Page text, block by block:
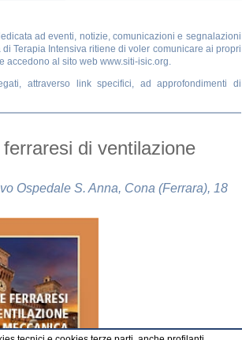
ad eventi, notizie, comunicazioni e segnalazioni
Terapia Intensiva ritiene di voler comunicare ai propri
accedono al sito web www.siti-isic.org.
attraverso link specifici, ad approfondimenti di
di ventilazione
Ospedale S. Anna, Cona (Ferrara), 18